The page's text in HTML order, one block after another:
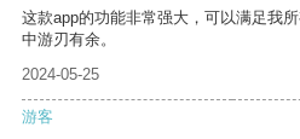
这款app的功能非常强大，可以满足我
中游刃有余。
2024-05-25
游客